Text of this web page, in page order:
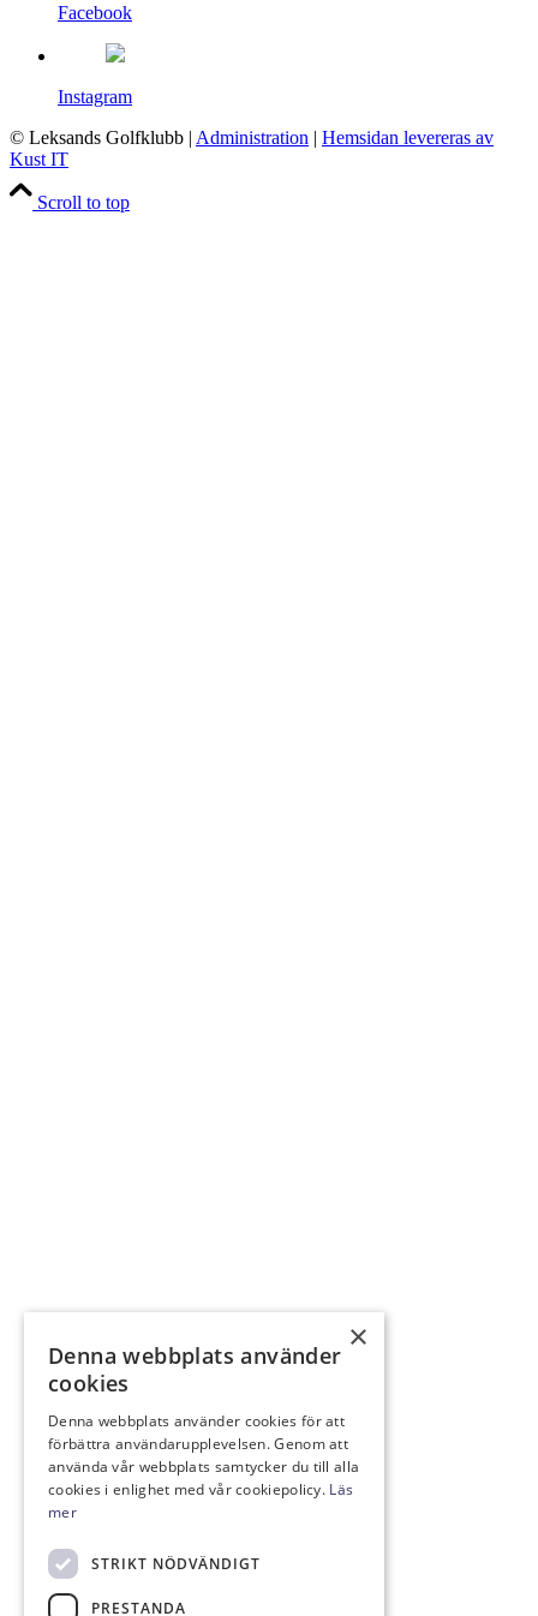
Facebook
Instagram
© Leksands Golfklubb | Administration | Hemsidan levereras av
Kust IT
Scroll to top
×
Denna webbplats använder
cookies
Denna webbplats använder cookies för att
förbättra användarupplevelsen. Genom att
använda vår webbplats samtycker du till alla
cookies i enlighet med vår cookiepolicy. Läs
mer
STRIKT NÖDVÄNDIGT
PRESTANDA